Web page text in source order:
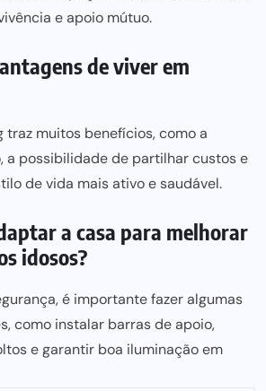
e apoio mútuo.
de viver em
traz muitos benefícios, como a
a possibilidade de partilhar custos e
devida mais ativo e saudável.
a casa para melhorar
idosos?
é importante fazer algumas
como instalar barras de apoio,
e garantir boa iluminação em